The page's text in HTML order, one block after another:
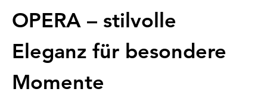
OPERA – stilvolle
Eleganz für besondere
Momente